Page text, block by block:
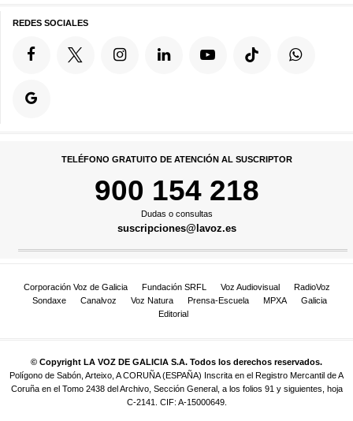
REDES SOCIALES
TELÉFONO GRATUITO DE ATENCIÓN AL SUSCRIPTOR
900 154 218
Dudas o consultas
suscripciones@lavoz.es
Corporación Voz de Galicia Fundación SRFL Voz Audiovisual
RadioVoz
Sondaxe
Canalvoz Voz Natura Prensa-Escuela MPXA
Galicia
Editorial
© Copyright LA VOZ DE GALICIA S.A. Todos los derechos reservados.
Polígono de Sabón, Arteixo, A CORUÑA (ESPAÑA) Inscrita en el Registro Mercantil de A
Coruña en el Tomo 2438 del Archivo, Sección General, a los folios 91 y siguientes, hoja
C-2141. CIF: A-15000649.